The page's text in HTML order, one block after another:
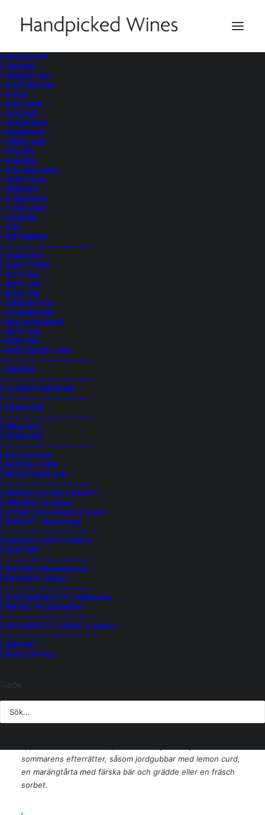
| PRODUKTER
| LÄNDER
• ARGENTINA
• AUSTRALIEN
• CHILE
• ENGLAND
• FINLAND
• FRANKRIKE
• GEORGIEN
• GREKLAND
• ITALIEN
• KANADA
• NYA ZEELAND
• PORTUGAL
• SPANIEN
• SYDAFRIKA
• TYSKLAND
• UNGERN
• USA
• ÖSTERRIKE
• • • • • • • • • • • • • • • • •
| SÖKGUIDE
| VARUTYPER
• VITT VIN
• RÖTT VIN
• ROSÉ VIN
• ORANGE VIN
• CHAMPAGNE
• MOUSSERANDE
• SÖTT VIN
• PORTVIN
• EKOLOGISKT VIN
• • • • • • • • • • • • • • • • •
• GRAPPA
• • • • • • • • • • • • • • • • •
| FLASKSTORLEKAR
• • • • • • • • • • • • • • • • •
| SÖKGUIDE
• • • • • • • • • • • • • • • • •
| PRISLISTA
| SÖKGUIDE
• • • • • • • • • • • • • • • • •
| RESTAURANG
| BESTÄLL HÄR!
| REGISTRERA DIG
• • • • • • • • • • • • • • • • •
| FRIENDS | STORE | INSIGHT
| FRIENDS | Klubben
| STORE | Provningar & Event
| INSIGHT | Reportage
• • • • • • • • • • • • • • • • •
| KONTAKT | INFO | ABOUT
| KONTAKT
• • • • • • • • • • • • • • • • •
| OM OSS | Medarbetare
| ENGLISH | About
• • • • • • • • • • • • • • • • •
| SUSTAINABILITY | Hållbarhet
| PRESS | Produktbilder
• • • • • • • • • • • • • • • • •
| INTEGRITET | GDPR | Cookies
• • • • • • • • • • • • • • • • •
| ARKIVET
| BACK OFFICE
GAGLIASSO MOSCATO D’ASTI DUSS
Veganskt
Detta vin är tillverkat av druvor som kommer från vingårdar
som ligger på sluttningar mot sydöst i byn Castiglione
Tinella. Jorden är rik på kalksten med en bas av sand och
olika mineraler. Vinstockarna är i genomsnitt 30 år gamla
och druvorna skördas så mogna som möjligt och med en
noggrann selektering för bästa kvalitet. Jäsningen sker i
ståltankar som är tempererade till 5-6 grader under två
dagar, tills vinet uppnått 5 procent alkohol och musten har
då en fin restsötma kvar. Sedan filtreras vinet och därefter
är det redo att buteljeras och säljas.
sommarens efterrätter, såsom jordgubbar med lemon curd,
en marängtårta med färska bär och grädde eller en fräsch
sorbet.